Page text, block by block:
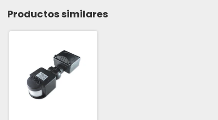
Productos similares